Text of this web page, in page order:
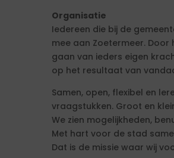
Organisatie
Iedereen die bij de
mee aan Zoetermeer.
gaan van ieders eigen
op het resultaat van
Samen, open, flexibel en
vraagstukken. Groot en
We zien mogelijkheden,
Met hart voor de stad
Dat is de missie waar wij